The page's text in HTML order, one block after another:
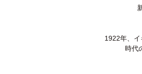
1922年、
時代